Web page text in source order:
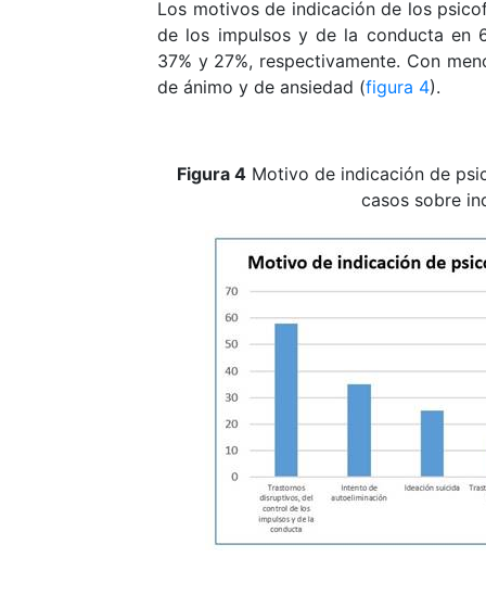
Los motivos de indicación de los
de los impulsos y de la conducta en
37% y 27%, respectivamente. Con
de ánimo y de ansiedad (figura 4).
Figura 4Motivo de indicación de
casos sobre